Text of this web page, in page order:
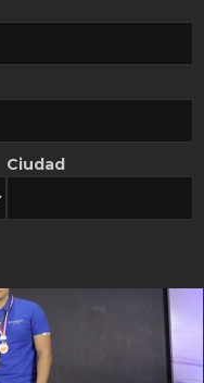
por costos
Ciudad